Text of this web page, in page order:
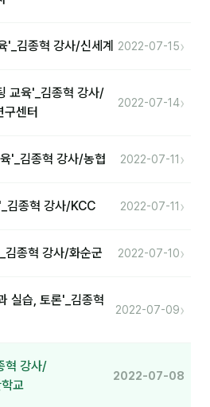
'_김종혁 강사/신세계 2022-07-15›
교육'_김종혁 강사/
구센터
2022-07-14›
'_김종혁 강사/농협 2022-07-11 ›
김종혁 강사/KCC 2022-07-11 ›
김종혁 강사/화순군 2022-07-10›
실습, 토론'_김종혁
2022-07-09›
혁 강사/
교
2022-07-08